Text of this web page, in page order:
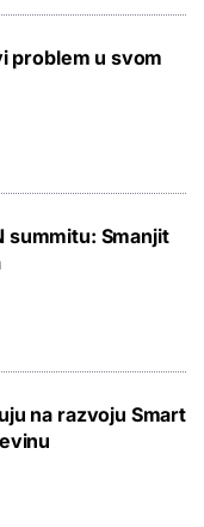
problem u svom
summitu: Smanjit
na razvoju Smart